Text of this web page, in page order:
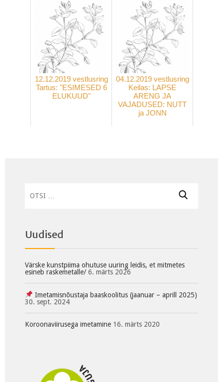
12.12.2019 vestlusring
Tartus: "ESIMESED 6
ELUKUUD"
04.12.2019 vestlusring
Keilas: LAPSE
ARENG JA
VAJADUSED: NUTT
ja JONN
Uudised
Värske kunstpiima ohutuse uuring leidis, et mitmetes
esineb raskemetalle/ 6. märts 2026
Imetamisnõustaja baaskoolitus (jaanuar – aprill 2025)
30. sept. 2024
Koroonaviirusega imetamine 16. märts 2020